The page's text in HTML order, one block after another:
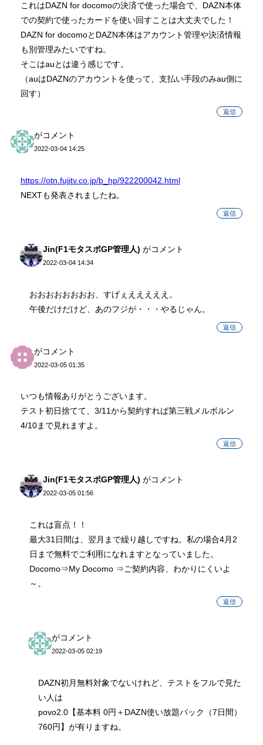
これはDAZN for docomoの決済で使った場合で、DAZN本体
での契約で使ったカードを使い回すことは大丈夫でした！
DAZN for docomoとDAZN本体はアカウント管理や決済情報
も別管理みたいですね。
そこはauとは違う感じです。
（auはDAZNのアカウントを使って、支払い手段のみau側に
回す）
返信
がコメント
2022-03-04 14:25
https://otn.fujitv.co.jp/b_hp/922200042.html
NEXTも発表されましたね。
返信
Jin(F1モタスポGP管理人) がコメント
2022-03-04 14:34
おおおおおおおお、すげぇえええええ。
午後だけだけど、あのフジが・・・やるじゃん。
返信
がコメント
2022-03-05 01:35
いつも情報ありがとうございます。
テスト初日捨てて、3/11から契約すれば第三戦メルボルン
4/10まで見れますよ。
返信
Jin(F1モタスポGP管理人) がコメント
2022-03-05 01:56
これは盲点！！
最大31日間は、翌月まで繰り越しですね。私の場合4月2
日まで無料でご利用になれますとなっていました。
Docomo⇒My Docomo ⇒ご契約内容、わかりにくいよ
～。
返信
がコメント
2022-03-05 02:19
DAZN初月無料対象でないけれど、テストをフルで見た
い人は
povo2.0【基本料 0円＋DAZN使い放題パック（7日間）
760円】が有りますね。